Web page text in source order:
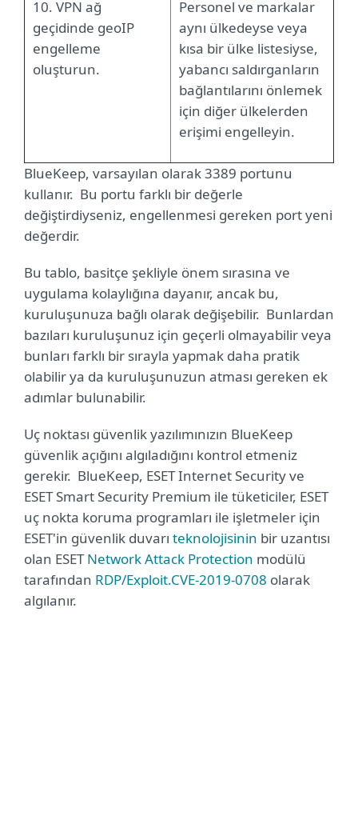
10. VPN ağ
geçidinde geoIP
engelleme
oluşturun.
Personel ve markalar
aynı ülkedeyse veya
kısa bir ülke listesiyse,
yabancı saldırganların
bağlantılarını önlemek
için diğer ülkelerden
erişimi engelleyin.
BlueKeep, varsayılan olarak 3389 portunu
kullanır. Bu portu farklı bir değerle
değiştirdiyseniz, engellenmesi gereken port yeni
değerdir.
Bu tablo, basitçe şekliyle önem sırasına ve
uygulama kolaylığına dayanır, ancak bu,
kuruluşunuza bağlı olarak değişebilir. Bunlardan
bazıları kuruluşunuz için geçerli olmayabilir veya
bunları farklı bir sırayla yapmak daha pratik
olabilir ya da kuruluşunuzun atması gereken ek
adımlar bulunabilir.
Uç noktası güvenlik yazılımınızın BlueKeep
güvenlik açığını algıladığını kontrol etmeniz
gerekir. BlueKeep, ESET Internet Security ve
ESET Smart Security Premium ile tüketiciler, ESET
uç nokta koruma programları ile işletmeler için
ESET'in güvenlik duvarı teknolojisinin bir uzantısı
olan ESETNetwork Attack Protection modülü
tarafından RDP/Exploit.CVE-2019-0708 olarak
algılanır.